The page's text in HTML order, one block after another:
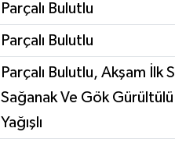
Parçalı Bulutlu
Parçalı Bulutlu
Parçalı Bulutlu, Akşam İlk
Sağanak Ve Gök
Yağışlı